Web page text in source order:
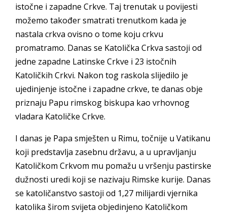
istočne i zapadne Crkve. Taj trenutak u povijesti
možemo također smatrati trenutkom kada je
nastala crkva ovisno o tome koju crkvu
promatramo. Danas se Katolička Crkva sastoji od
jedne zapadne Latinske Crkve i 23 istočnih
Katoličkih Crkvi. Nakon tog raskola slijedilo je
ujedinjenje istočne i zapadne crkve, te danas obje
priznaju Papu rimskog biskupa kao vrhovnog
vladara Katoličke Crkve.
I danas je Papa smješten u Rimu, točnije u Vatikanu
koji predstavlja zasebnu državu, a u upravljanju
Katoličkom Crkvom mu pomažu u vršenju pastirske
dužnosti uredi koji se nazivaju Rimske kurije. Danas
se katoličanstvo sastoji od 1,27 milijardi vjernika
katolika širom svijeta objedinjeno Katoličkom